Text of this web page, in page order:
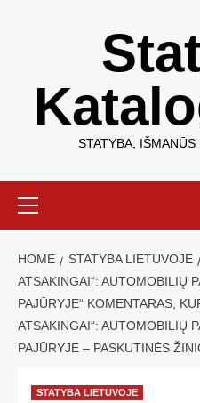
STATYBA,
HOME STATYBA LIETUVOJE
ATSAKINGAI“: AUTOMOBILIŲ
PAJŪRYJE“ KOMENTARAS,
ATSAKINGAI“: AUTOMOBILIŲ
PAJŪRYJE – PASKUTINĖS
STATYBA LIETUVOJE